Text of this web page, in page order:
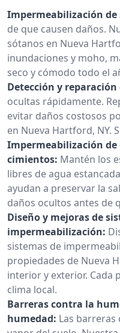
Impermeabilización de
de que causen daños.
sótanos en Nueva
inundaciones y moho,
seco y cómodo todo el
Detección y reparación
ocultas rápidamente.
evitar daños costosos
en Nueva Hartford, NY.
Impermeabilización de
cimientos: Mantén los
libres de agua
ayudan a preservar la
daños ocultos antes de
Diseño y mejoras de
impermeabilización:
sistemas de
propiedades de Nueva
interior y exterior. Cada
clima local.
Barreras contra la
humedad: Las